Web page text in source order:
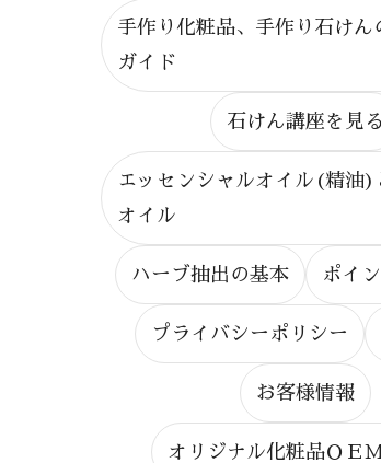
手作り化粧品、手作り石けん
ガイド
石けん講座を見る
エッセンシャルオイル(精油)
オイル
ハーブ抽出の基本 ポイ
プライバシーポリシー
お客様情報
オリジナル化粧品ＯＥ